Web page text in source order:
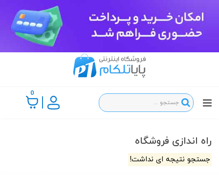
0
راه اندازی فروشگاه
جستجو نتیجه ای نداشت!